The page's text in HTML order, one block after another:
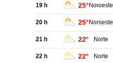
19 h 25° Noroeste
20 h 25° Noroeste
21 h 22° Norte
22 h 22° Norte